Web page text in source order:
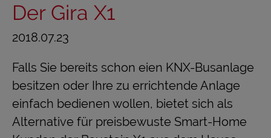
Der Gira X1
2018.07.23
Falls Sie bereits schon eien KNX-Busanlage
besitzen oder Ihre zu errichtende Anlage
einfach bedienen wollen, bietet sich als
Alternative für preisbewuste Smart-Home